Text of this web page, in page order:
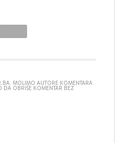
MOLIMO AUTORE KOMENTARA
OBRIŠE KOMENTAR BEZ